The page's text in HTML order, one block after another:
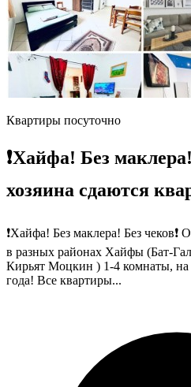
Квартиры посуточно
❗️Хайфа! Без
хозяина сдаются
❗️Хайфа! Без маклера! Без
в разных районах Хайфы (Бат-
Кирьят Моцкин ) 1-4 комнаты, на
года! Все квартиры...